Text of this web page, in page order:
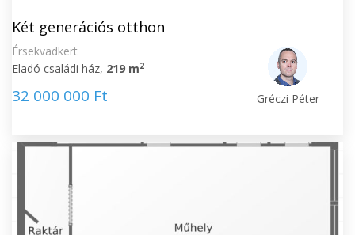
Két generációs otthon
Érsekvadkert
Eladó családi ház, 219 m2
32 000 000 Ft Gréczi Péter